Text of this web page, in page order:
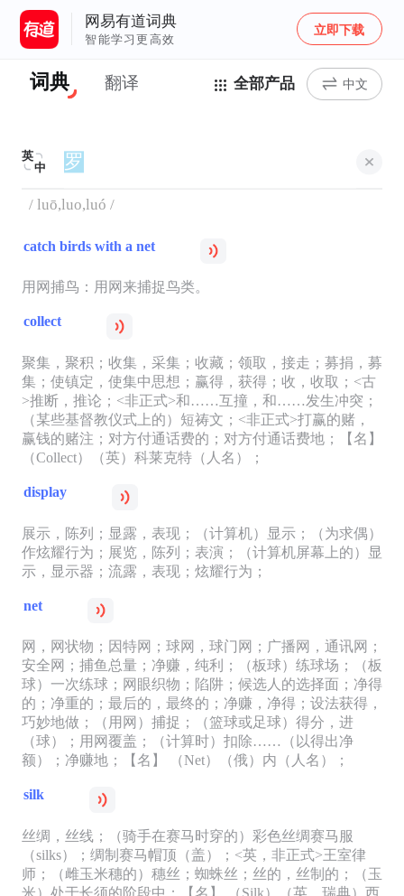
网易有道词典
智能学习更高效
立即下载
词典 翻译 全部产品 中文
英
中
/ luō,luo,luó /
catch birds with a net
用网捕鸟：用网来捕捉鸟类。
collect
聚集，聚积；收集，采集；收藏；领取，接走；募捐，募
集；使镇定，使集中思想；赢得，获得；收，收取；<古
>推断，推论；<非正式>和……互撞，和……发生冲突；
（某些基督教仪式上的）短祷文；<非正式>打赢的赌，
赢钱的赌注；对方付通话费的；对方付通话费地；【名】
（Collect）（英）科莱克特（人名）；
display
展示，陈列；显露，表现；（计算机）显示；（为求偶）
作炫耀行为；展览，陈列；表演；（计算机屏幕上的）显
示，显示器；流露，表现；炫耀行为；
net
网，网状物；因特网；球网，球门网；广播网，通讯网；
安全网；捕鱼总量；净赚，纯利；（板球）练球场；（板
球）一次练球；网眼织物；陷阱；候选人的选择面；净得
的；净重的；最后的，最终的；净赚，净得；设法获得，
巧妙地做；（用网）捕捉；（篮球或足球）得分，进
（球）；用网覆盖；（计算时）扣除……（以得出净
额）；净赚地；【名】 （Net）（俄）内（人名）；
silk
丝绸，丝线；（骑手在赛马时穿的）彩色丝绸赛马服
（silks）；绸制赛马帽顶（盖）；<英，非正式>王室律
师；（雌玉米穗的）穗丝；蜘蛛丝；丝的，丝制的；（玉